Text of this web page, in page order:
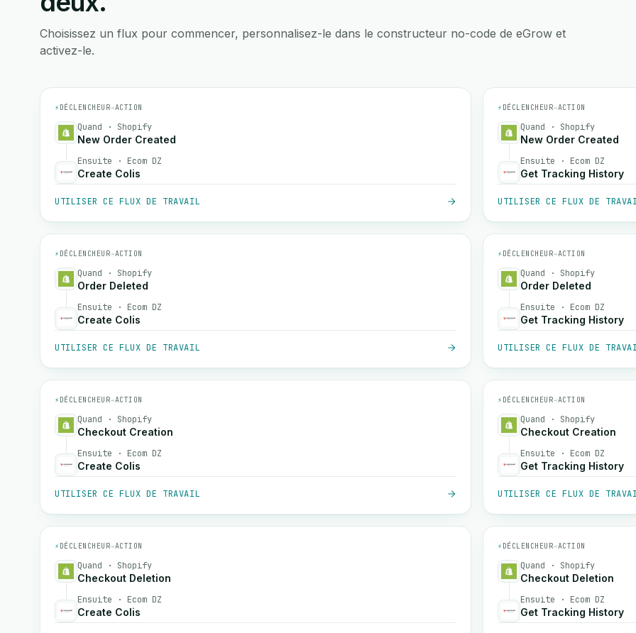
Choisissez un flux pour commencer, personnalisez-le dans le constructeur no-code de eGrow et
activez-le.
⚡ DÉCLENCHEUR→ACTION
Quand · Shopify
New Order Created
Ensuite · Ecom DZ
Create Colis
UTILISER CE FLUX DE TRAVAIL
⚡ DÉCLENCHEUR→ACTION
Quand · Shopify
New Order Created
Ensuite · Ecom DZ
Get Tracking History
UTILISER CE FLUX DE
⚡ DÉCLENCHEUR→ACTION
Quand · Shopify
Order Deleted
Ensuite · Ecom DZ
Create Colis
UTILISER CE FLUX DE TRAVAIL
⚡ DÉCLENCHEUR→ACTION
Quand · Shopify
Order Deleted
Ensuite · Ecom DZ
Get Tracking History
UTILISER CE FLUX DE
⚡ DÉCLENCHEUR→ACTION
Quand · Shopify
Checkout Creation
Ensuite · Ecom DZ
Create Colis
UTILISER CE FLUX DE TRAVAIL
⚡ DÉCLENCHEUR→ACTION
Quand · Shopify
Checkout Creation
Ensuite · Ecom DZ
Get Tracking History
UTILISER CE FLUX DE
⚡ DÉCLENCHEUR→ACTION
Quand · Shopify
Checkout Deletion
Ensuite · Ecom DZ
Create Colis
⚡ DÉCLENCHEUR→ACTION
Quand · Shopify
Checkout Deletion
Ensuite · Ecom DZ
Get Tracking History